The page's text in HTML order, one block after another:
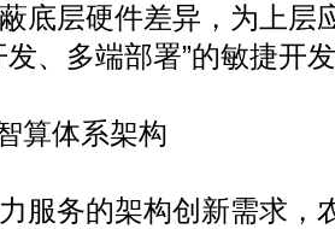
底层硬件差异，为上层
发、多端部署”的敏捷开
体系架构
务的架构创新需求，